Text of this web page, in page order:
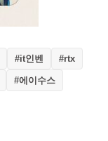
#it인벤 #rtx
#에이수스